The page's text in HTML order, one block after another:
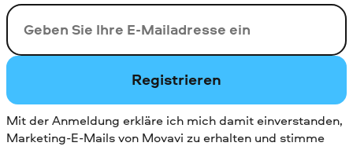
Ihre E-Mail-Addresse
Registrieren
Mit der Anmeldung erkläre ich mich damit einverstanden,
Marketing-E-Mails von Movavi zu erhalten und stimme